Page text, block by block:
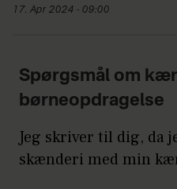
17. Apr 2024 - 09:00
Spørgsmål om
børneopdragelse
Jeg skriver til dig, da
skænderi med min